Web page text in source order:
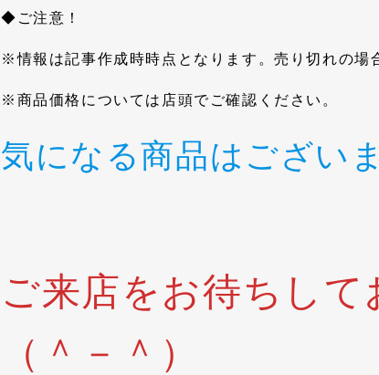
◆ご注意！
※情報は記事作成時時点となります。売り切れの場
※商品価格については店頭でご確認ください。
気になる商品はござい
ご来店をお待ちして
（＾－＾）